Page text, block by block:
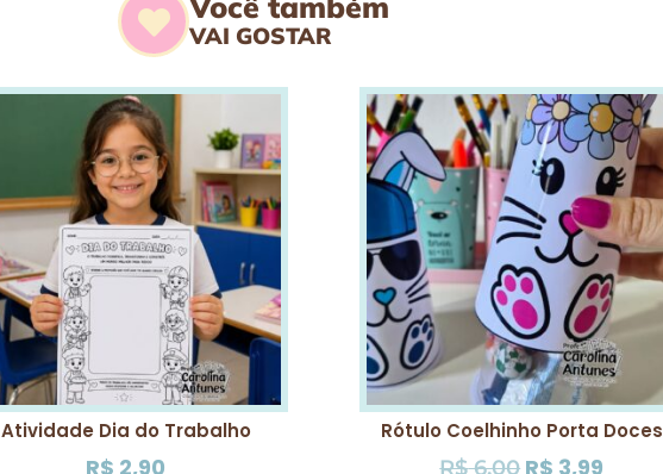
VAI GOSTAR
Atividade Dia do Trabalho
R$ 2,90
Rótulo Coelhinho Porta Doces
R$6,00 R$ 3,99